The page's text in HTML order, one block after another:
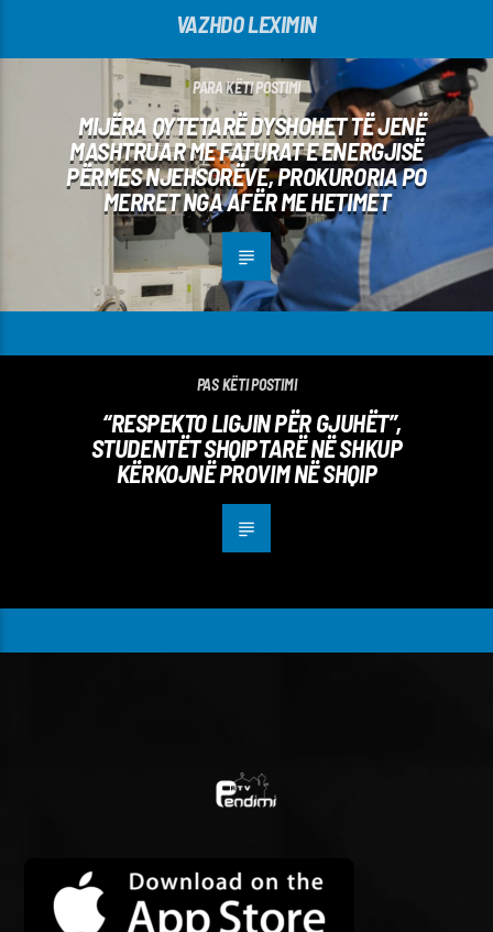
VAZHDO LEXIMIN
PARA KËTI POSTIMI
MIJËRA QYTETARË DYSHOHET TË JENË
MASHTRUAR ME FATURAT E ENERGJISË
PËRMES NJEHSORËVE, PROKURORIA PO
MERRET NGA AFËR ME HETIMET
PAS KËTI POSTIMI
“RESPEKTO LIGJIN PËR GJUHËT”,
STUDENTËT SHQIPTARË NË SHKUP
KËRKOJNË PROVIM NË SHQIP